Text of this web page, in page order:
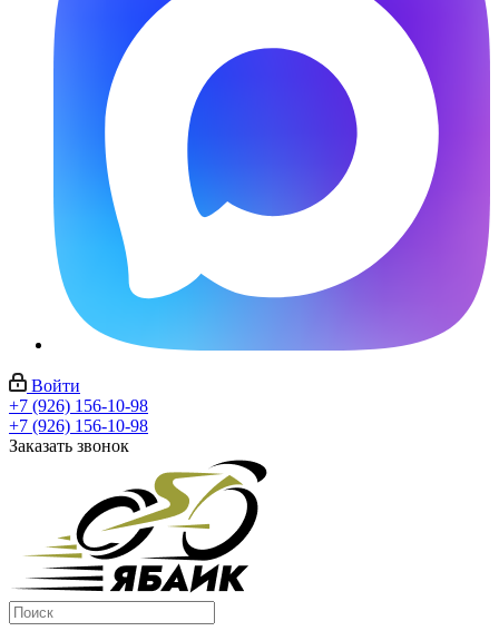
Войти
+7 (926) 156-10-98
+7 (926) 156-10-98
Заказать звонок